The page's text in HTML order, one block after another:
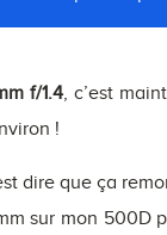
f/1.4, c’est
!
dire que ça
sur mon 500D